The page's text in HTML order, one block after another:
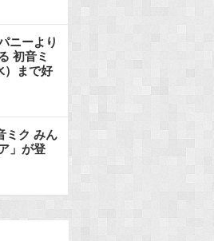
ニーより
初音ミ
）まで好
ミク みん
」が登